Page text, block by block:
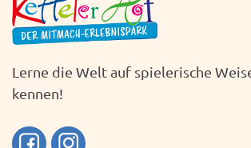
Lerne die Welt auf spielerische
kennen!